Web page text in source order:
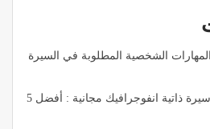
الشخصية المطلوبة في السيرة
قوالب سيرة ذاتية انفوجرافيك مجانية : أفضل 5